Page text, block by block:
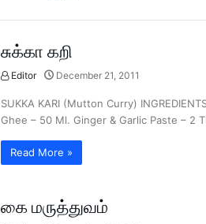
சுக்கா கறி
Editor December 21, 2011
SUKKA KARI (Mutton Curry)
Ghee – 50 Ml. Ginger & Garlic Paste – 2
Read More »
கை மருத்துவம்